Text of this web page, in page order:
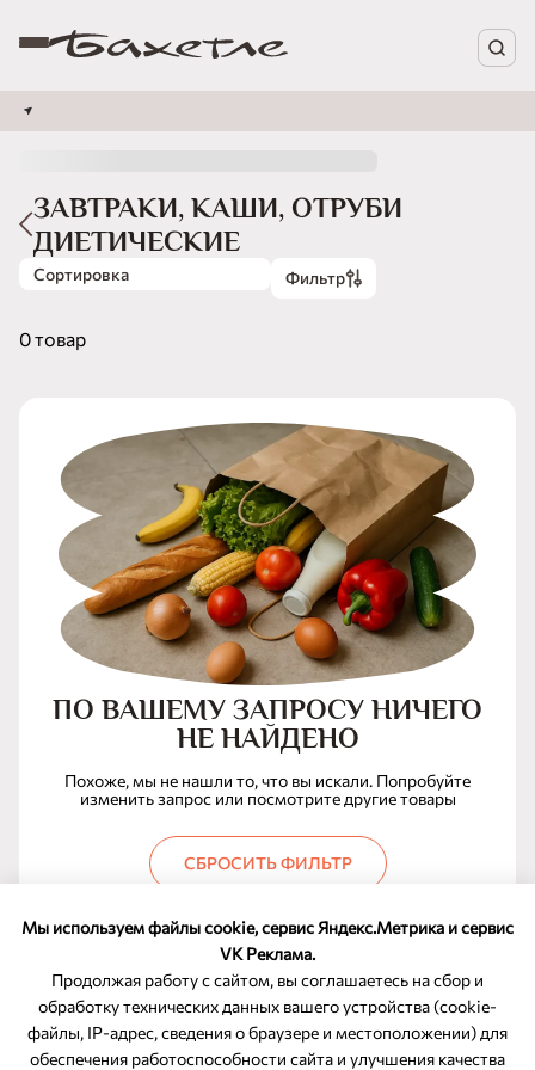
Мы используем файлы cookie, сервис Яндекс.Метрика и сервис
VK Реклама.
Продолжая работу с сайтом, вы соглашаетесь на сбор и
обработку технических данных вашего устройства (cookie-
файлы, IP-адрес, сведения о браузере и местоположении) для
обеспечения работоспособности сайта и улучшения качества
ЗАВТРАКИ, КАШИ, ОТРУБИ
ДИЕТИЧЕСКИЕ
Сортировка Фильтр
0 товар
ПО ВАШЕМУ ЗАПРОСУ НИЧЕГО
НЕ НАЙДЕНО
Похоже, мы не нашли то, что вы искали. Попробуйте
изменить запрос или посмотрите другие товары
СБРОСИТЬ ФИЛЬТР
ОБРАТНАЯ СВЯЗЬ